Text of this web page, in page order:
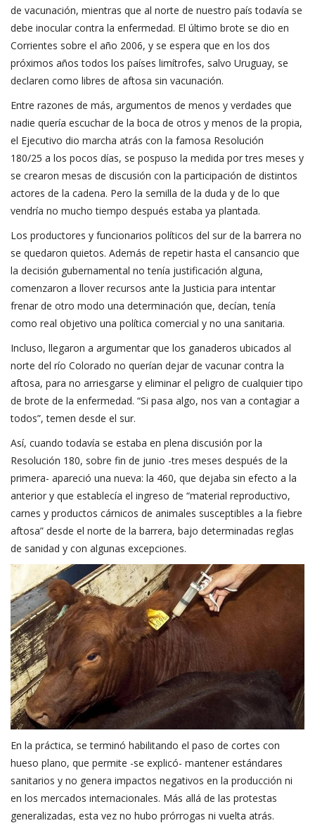
de vacunación, mientras que al norte de nuestro país todavía se
debe inocular contra la enfermedad. El último brote se dio en
Corrientes sobre el año 2006, y se espera que en los dos
próximos años todos los países limítrofes, salvo Uruguay, se
declaren como libres de aftosa sin vacunación.
Entre razones de más, argumentos de menos y verdades que
nadie quería escuchar de la boca de otros y menos de la propia,
el Ejecutivo dio marcha atrás con la famosa Resolución
180/25 a los pocos días, se pospuso la medida por tres meses y
se crearon mesas de discusión con la participación de distintos
actores de la cadena. Pero la semilla de la duda y de lo que
vendría no mucho tiempo después estaba ya plantada.
Los productores y funcionarios políticos del sur de la barrera no
se quedaron quietos. Además de repetir hasta el cansancio que
la decisión gubernamental no tenía justificación alguna,
comenzaron a llover recursos ante la Justicia para intentar
frenar de otro modo una determinación que, decían, tenía
como real objetivo una política comercial y no una sanitaria.
Incluso, llegaron a argumentar que los ganaderos ubicados al
norte del río Colorado no querían dejar de vacunar contra la
aftosa, para no arriesgarse y eliminar el peligro de cualquier tipo
de brote de la enfermedad. “Si pasa algo, nos van a contagiar a
todos”, temen desde el sur.
Así, cuando todavía se estaba en plena discusión por la
Resolución 180, sobre fin de junio -tres meses después de la
primera- apareció una nueva: la 460, que dejaba sin efecto a la
anterior y que establecía el ingreso de “material reproductivo,
carnes y productos cárnicos de animales susceptibles a la fiebre
aftosa” desde el norte de la barrera, bajo determinadas reglas
de sanidad y con algunas excepciones.
En la práctica, se terminó habilitando el paso de cortes con
hueso plano, que permite -se explicó- mantener estándares
sanitarios y no genera impactos negativos en la producción ni
en los mercados internacionales. Más allá de las protestas
generalizadas, esta vez no hubo prórrogas ni vuelta atrás.